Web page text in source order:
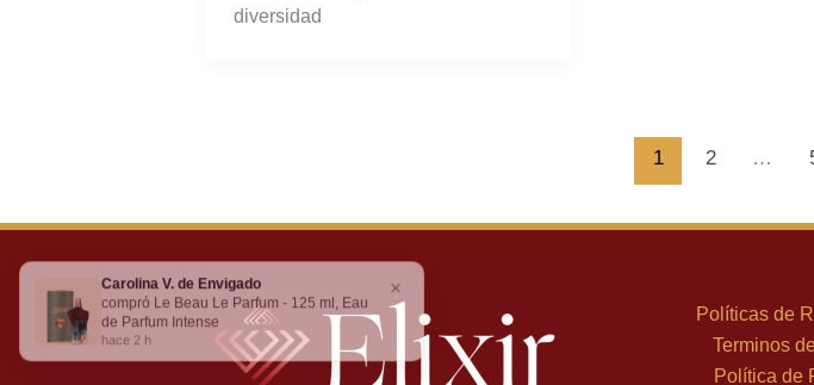
diversidad
1 2 …
Políticas de
Terminos
Política de
Carolina V. de Envigado
compró Le Beau Le Parfum - 125 ml, Eau
de Parfum Intense
hace 2 h
×